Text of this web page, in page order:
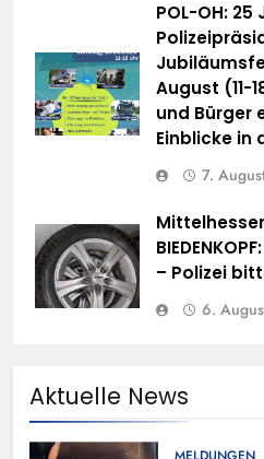
POL-OH: 25
August (11-
und Bürger
Einblicke in
7.
– Polizei
6.
Aktuelle News